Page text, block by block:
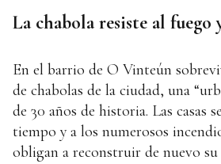
La chabola resiste al fuego
En el barrio de O Vinteún
de chabolas de la ciudad, una
de 30 años de historia. Las casas
tiempo y a los numerosos
obligan a reconstruir de nuevo su